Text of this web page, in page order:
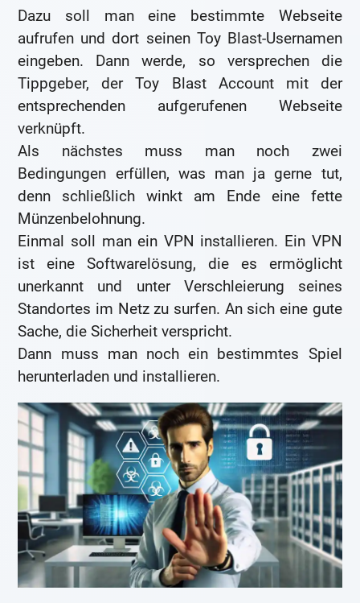
Dazu soll man eine bestimmte Webseite
aufrufen und dort seinen Toy Blast-Usernamen
eingeben. Dann werde, so versprechen die
Tippgeber, der Toy Blast Account mit der
entsprechenden aufgerufenen Webseite
verknüpft.
Als nächstes muss man noch zwei
Bedingungen erfüllen, was man ja gerne tut,
denn schließlich winkt am Ende eine fette
Münzenbelohnung.
Einmal soll man ein VPN installieren. Ein VPN
ist eine Softwarelösung, die es ermöglicht
unerkannt und unter Verschleierung seines
Standortes im Netz zu surfen. An sich eine gute
Sache, die Sicherheit verspricht.
Dann muss man noch ein bestimmtes Spiel
herunterladen und installieren.